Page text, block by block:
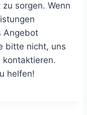
sorgen. Wenn
Angebot
bitte nicht, uns
kontaktieren.
helfen!